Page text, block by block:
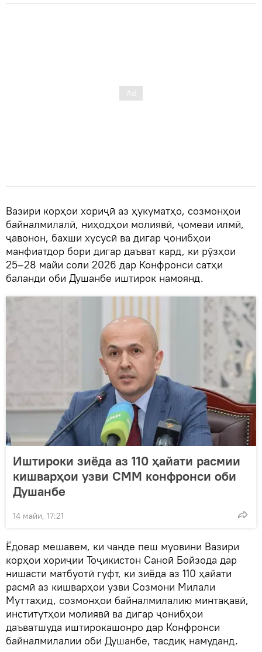
Вазири корҳои хориҷӣ аз ҳукуматҳо, созмонҳои
байналмилалӣ, ниҳодҳои молиявӣ, ҷомеаи илмӣ,
ҷавонон, бахши хусусӣ ва дигар ҷонибҳои
манфиатдор бори дигар даъват кард, ки рӯзҳои
25–28 майи соли 2026 дар Конфронси сатҳи
баланди оби Душанбе иштирок намоянд.
Иштироки зиёда аз 110 ҳайати расмии
кишварҳои узви СММ конфронси оби
Душанбе
14 майи, 17:21
Ёдовар мешавем, ки чанде пеш муовини Вазири
корҳои хориҷии Тоҷикистон Cаноӣ Бойзода дар
нишасти матбуотӣ гуфт, ки зиёда аз 110 ҳайати
расмӣ аз кишварҳои узви Созмони Милали
Муттаҳид, созмонҳои байналмилалию минтақавӣ,
институтҳои молиявӣ ва дигар ҷонибҳои
даъватшуда иштирокашонро дар Конфронси
байналмилалии оби Душанбе, тасдиқ намуданд.